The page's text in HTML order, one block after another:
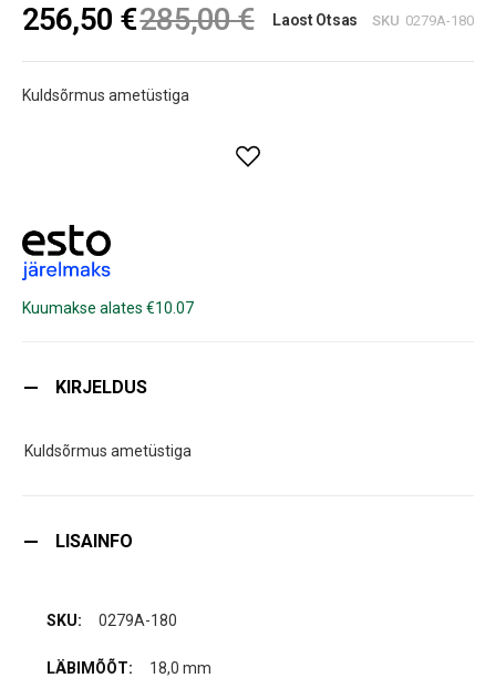
images
256,50 €285,00 € Laost Otsas SKU 0279A-180
Kuldsõrmus ametüstiga
Kuumakse alates €10.07
KIRJELDUS
Kuldsõrmus ametüstiga
LISAINFO
0279A-180
18,0 mm